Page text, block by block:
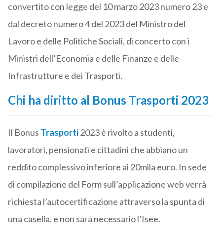
convertito con legge del 10 marzo 2023 numero 23 e
dal decreto numero 4 del 2023 del Ministro del
Lavoro e delle Politiche Sociali, di concerto con i
Ministri dell’Economia e delle Finanze e delle
Infrastrutture e dei Trasporti.
Chi ha diritto al Bonus Trasporti 2023
Il Bonus Trasporti2023 è rivolto a studenti,
lavoratori, pensionati e cittadini che abbiano un
reddito complessivo inferiore ai 20mila euro. In sede
di compilazione del Formsull’applicazione web verrà
richiesta l’autocertificazione attraverso la spunta di
una casella, e non sarà necessario l’Isee.